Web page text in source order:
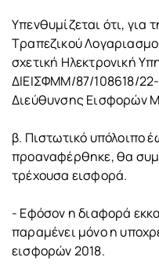
Υπενθυμίζεται ότι,
Τραπεζικού
σχετική Ηλεκτρονική
ΔΙΕΙΣΦΜΜ/87/108618/
Διεύθυνσης Εισφορών
β. Πιστωτικό υπόλοιπο
προαναφέρθηκε, θα
τρέχουσα εισφορά.
- Εφόσον η διαφορά
παραμένει μόνο η
εισφορών 2018.